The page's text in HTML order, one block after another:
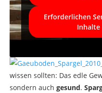
Erforderlichen
Inhalte
wissen sollten: Das edle
sondern auch gesund.